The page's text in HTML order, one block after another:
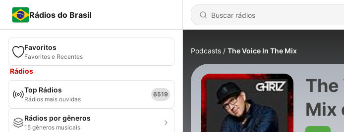
Rádios do Brasil
Favoritos
Favoritos e Recentes
Rádios
Top Rádios
Rádios mais ouvidas
6519
Rádios por gêneros
15 gêneros musicais
Podcasts The Voice In The Mix
The
Mix